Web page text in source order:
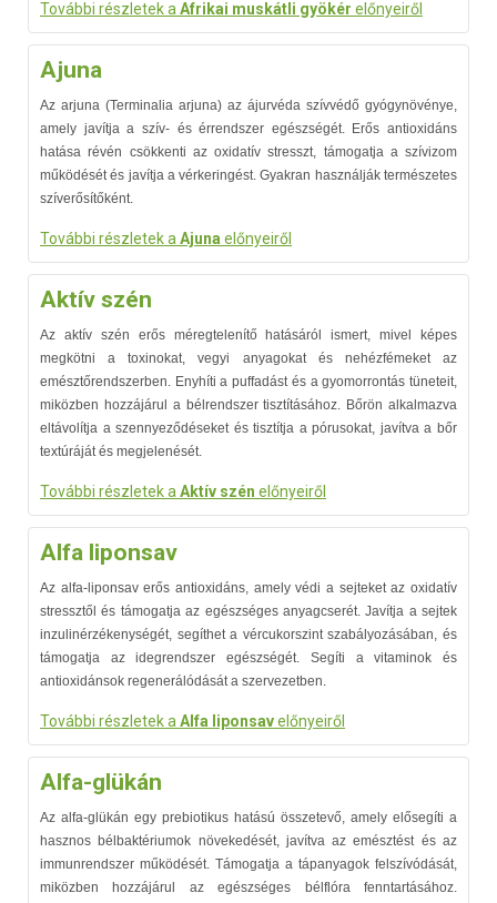
További részletek a Afrikai muskátli gyökér előnyeiről
Ajuna
Az arjuna (Terminalia arjuna) az ájurvéda szívvédő gyógynövénye,
amely javítja a szív- és érrendszer egészségét. Erős antioxidáns
hatása révén csökkenti az oxidatív stresszt, támogatja a szívizom
működését és javítja a vérkeringést. Gyakran használják természetes
szíverősítőként.
További részletek a Ajuna előnyeiről
Aktív szén
Az aktív szén erős méregtelenítő hatásáról ismert, mivel képes
megkötni a toxinokat, vegyi anyagokat és nehézfémeket az
emésztőrendszerben. Enyhíti a puffadást és a gyomorrontás tüneteit,
miközben hozzájárul a bélrendszer tisztításához. Bőrön alkalmazva
eltávolítja a szennyeződéseket és tisztítja a pórusokat, javítva a bőr
textúráját és megjelenését.
További részletek a Aktív szén előnyeiről
Alfa liponsav
Az alfa-liponsav erős antioxidáns, amely védi a sejteket az oxidatív
stressztől és támogatja az egészséges anyagcserét. Javítja a sejtek
inzulinérzékenységét, segíthet a vércukorszint szabályozásában, és
támogatja az idegrendszer egészségét. Segíti a vitaminok és
antioxidánsok regenerálódását a szervezetben.
További részletek a Alfa liponsavelőnyeiről
Alfa-glükán
Az alfa-glükán egy prebiotikus hatású összetevő, amely elősegíti a
hasznos bélbaktériumok növekedését, javítva az emésztést és az
immunrendszer működését. Támogatja a tápanyagok felszívódását,
miközben hozzájárul az egészséges bélflóra fenntartásához.